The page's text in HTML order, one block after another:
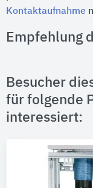
Kontaktaufnahme
Empfehlung
Besucher
für folgende
interessiert: